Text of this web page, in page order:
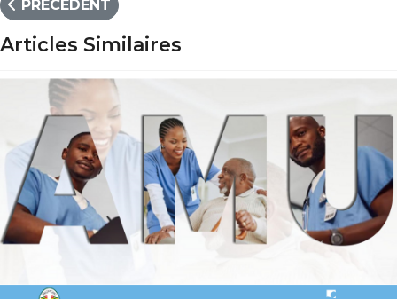
ARTICLE PRÉCÉDENT : PRESENTATION DE L'AMU
PRÉCÉDENT
Articles Similaires